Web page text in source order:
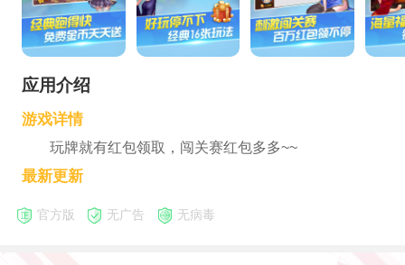
应用介绍
游戏详情
玩牌就有红包领取，闯关赛红包多多~~
最新更新
官方版 无广告 无病毒